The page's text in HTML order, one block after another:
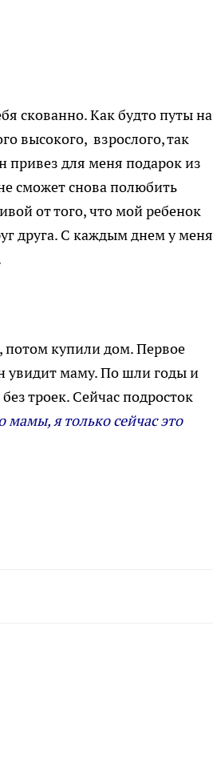
скованно. Как будто путы на
высокого, взрослого, так
привез для меня подарок из
сможет снова полюбить
от того, что мой ребенок
друга. С каждым днем у меня
потом купили дом. Первое
увидит маму. По шли годы и
троек. Сейчас подросток
мамы, я только сейчас это